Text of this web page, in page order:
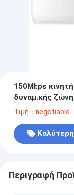
150Mbps
δυναμικής
Τιμή：negotiable
Καλύτερη
Περιγραφή